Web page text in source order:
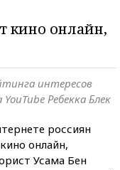
кино онлайн,
интересов
Ребекка Блек
россиян
онлайн,
Усама Бен